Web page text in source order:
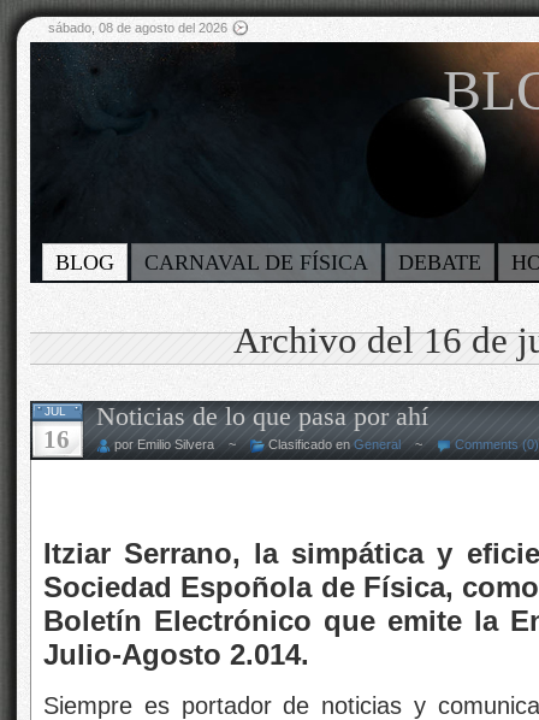
sábado, 08 de agosto del 2026
BLOG CARNAVAL DE FÍSICA DEBATE
Archivo del 16 de
JUL
16
Noticias de lo que pasa por ahí
por Emilio Silvera ~ Clasificado en General ~ Comments (0)
Itziar Serrano, la simpática y
Sociedad Espoñola de Física,
Boletín Electrónico que emite la
Julio-Agosto 2.014.
Siempre es portador de noticias y